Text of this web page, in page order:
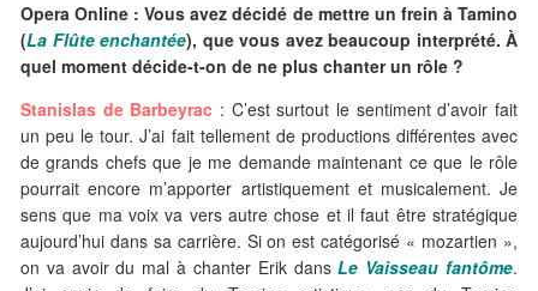
Opera Online : Vous avez décidé de mettre un frein à Tamino
(La Flûte enchantée), que vous avez beaucoup interprété. À
quel moment décide-t-on de ne plus chanter un rôle ?
Stanislas de Barbeyrac : C’est surtout le sentiment d’avoir fait
un peu le tour. J’ai fait tellement de productions différentes avec
de grands chefs que je me demande maintenant ce que le rôle
pourrait encore m’apporter artistiquement et musicalement. Je
sens que ma voix va vers autre chose et il faut être stratégique
aujourd’hui dans sa carrière. Si on est catégorisé « mozartien »,
on va avoir du mal à chanter Erik dansLe Vaisseau fantôme.